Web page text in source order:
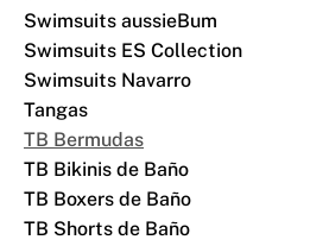
Swimsuits aussieBum
Swimsuits ES Collection
Swimsuits Navarro
Tangas
TB Bermudas
TB Bikinis de Baño
TB Boxers de Baño
TB Shorts de Baño